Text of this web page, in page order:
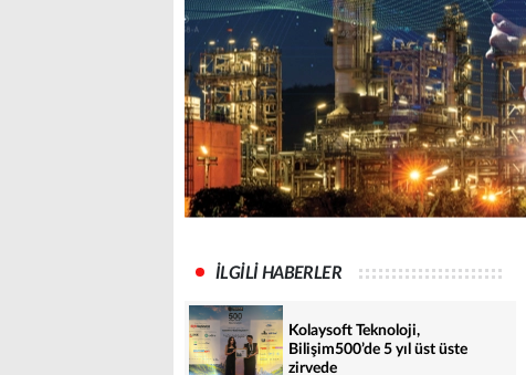
İLGİLİ HABERLER
Kolaysoft Teknoloji,
Bilişim500’de 5 yıl üst üste
zirvede